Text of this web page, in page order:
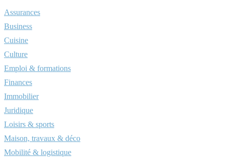
Assurances
Business
Cuisine
Culture
Emploi & formations
Finances
Immobilier
Juridique
Loisirs & sports
Maison, travaux & déco
Mobilité & logistique